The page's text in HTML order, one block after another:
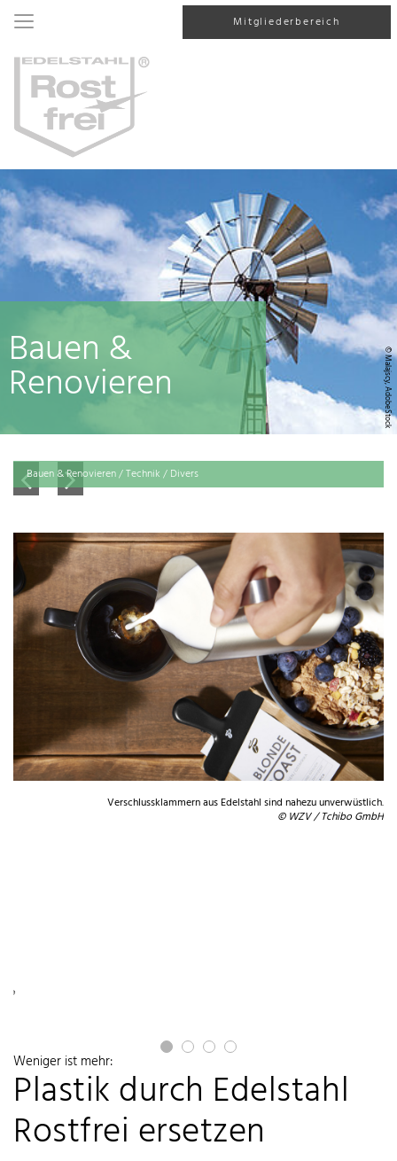
Mitgliederbereich
© Malajscy, AdobeStock
Bauen &
Renovieren
Bauen & Renovieren / Technik / Divers
Verschlussklammern aus Edelstahl sind nahezu unverwüstlich.
© WZV / Tchibo GmbH
Weniger ist mehr:
Plastik durch Edelstahl
Rostfrei ersetzen